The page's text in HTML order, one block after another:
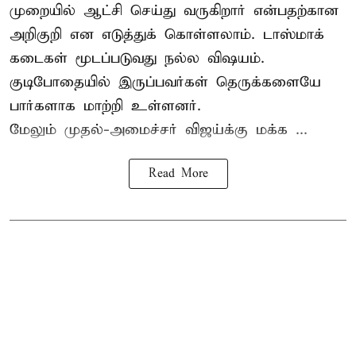
முறையில் ஆட்சி செய்து வருகிறார் என்பதற்கான
அறிகுறி என எடுத்துக் கொள்ளலாம். டாஸ்மாக்
கடைகள் மூடப்படுவது நல்ல விஷயம்.
குடிபோதையில் இருப்பவர்கள் தெருக்களையே
பார்களாக மாற்றி உள்ளனர்.
மேலும் முதல்-அமைச்சர் விஜய்க்கு மக்க ...
Read More